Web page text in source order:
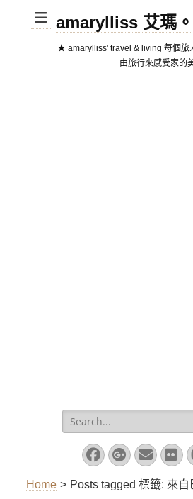
amarylliss 艾瑪
★ amarylliss' travel & living 每個旅
由旅行來感受家的
Search
for:
Facebook
Email
Home > Posts tagged 標籤: 來自